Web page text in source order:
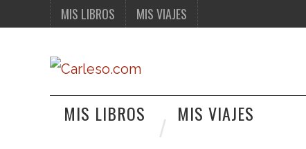
MIS LIBROS MIS VIAJES
MIS LIBROS MIS VIAJES